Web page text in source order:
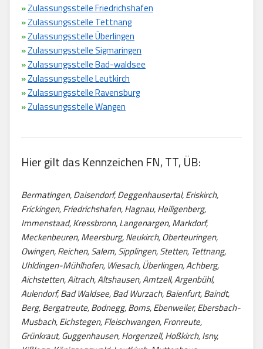
»Zulassungsstelle Friedrichshafen
»Zulassungsstelle Tettnang
»Zulassungsstelle Überlingen
»Zulassungsstelle Sigmaringen
»Zulassungsstelle Bad-waldsee
»Zulassungsstelle Leutkirch
»Zulassungsstelle Ravensburg
»Zulassungsstelle Wangen
Hier gilt das Kennzeichen FN, TT, ÜB:
Bermatingen, Daisendorf, Deggenhausertal, Eriskirch,
Frickingen, Friedrichshafen, Hagnau, Heiligenberg,
Immenstaad, Kressbronn, Langenargen, Markdorf,
Meckenbeuren, Meersburg, Neukirch, Oberteuringen,
Owingen, Reichen, Salem, Sipplingen, Stetten, Tettnang,
Uhldingen-Mühlhofen, Wiesach, Überlingen, Achberg,
Aichstetten, Aitrach, Altshausen, Amtzell, Argenbühl,
Aulendorf, Bad Waldsee, Bad Wurzach, Baienfurt, Baindt,
Berg, Bergatreute, Bodnegg, Boms, Ebenweiler, Ebersbach-
Musbach, Eichstegen, Fleischwangen, Fronreute,
Grünkraut, Guggenhausen, Horgenzell, Hoßkirch, Isny,